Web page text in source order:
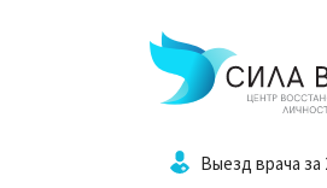
Выезд врача за